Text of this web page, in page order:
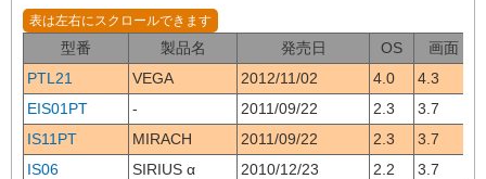
型番 製品名 発売日 OS
画面
PTL21
VEGA 2012/11/02 4.0 4.3
EIS01PT
- 2011/09/22 2.3 3.7
IS11PT
MIRACH 2011/09/22 2.3 3.7
IS06
SIRIUS α 2010/12/23 2.2 3.7